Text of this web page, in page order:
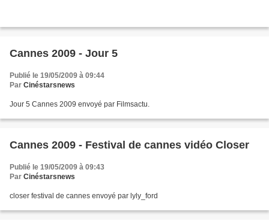
Cannes 2009 - Jour 5
Publié le 19/05/2009 à 09:44
Par Cinéstarsnews
Jour 5 Cannes 2009 envoyé par Filmsactu.
Cannes 2009 - Festival de cannes vidéo Closer
Publié le 19/05/2009 à 09:43
Par Cinéstarsnews
closer festival de cannes envoyé par lyly_ford